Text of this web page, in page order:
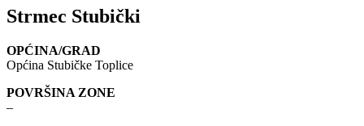
Strmec Stubički
OPĆINA/GRAD
Općina Stubičke Toplice
POVRŠINA ZONE
–